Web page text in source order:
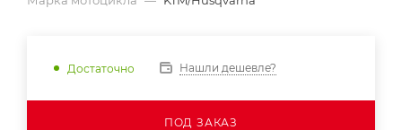
Достаточно Нашли дешевле?
ПОД ЗАКАЗ